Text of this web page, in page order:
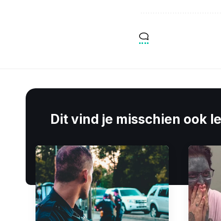
Dit vind je misschien ook